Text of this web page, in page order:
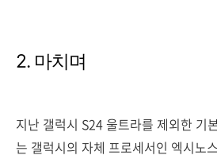
2. 마치며
지난 갤럭시 S24 울트라를 제외한 기
는 갤럭시의 자체 프로세서인 엑시노